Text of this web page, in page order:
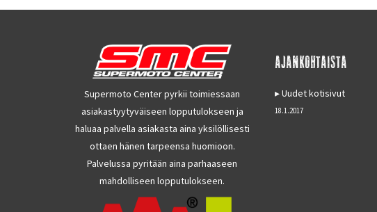
Supermoto Center pyrkii toimiessaan
asiakastyytyväiseen lopputulokseen ja
haluaa palvella asiakasta aina yksilöllisesti
ottaen hänen tarpeensa huomioon.
Palvelussa pyritään aina parhaaseen
mahdolliseen lopputulokseen.
AJANKOHTAISTA
Uudet kotisivut
18.1.2017